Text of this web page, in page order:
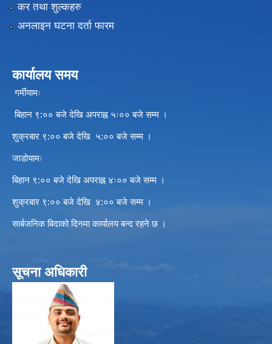
कर तथा शुल्कहरु
अनलाइन घटना दर्ता फारम
कार्यालय समय
गर्मीयामः
बिहान ९:०० बजे देखि अपराह्न ५ः०० बजे सम्म ।
शुक्रबार ९:०० बजे देखि ५:०० बजे सम्म ।
जाडोयामः
बिहान ९:०० बजे देखि अपराह्न ४ः०० बजे सम्म ।
शुक्रबार ९:०० बजे देखि ४:०० बजे सम्म ।
सार्बजनिक बिदाको दिनमा कार्यालय बन्द रहने छ ।
सूचना अधिकारी